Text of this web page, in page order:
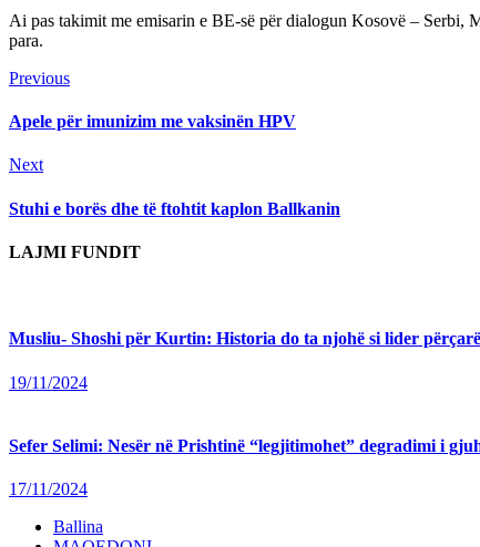
Ai pas takimit me emisarin e BE-së për dialogun Kosovë – Serbi,
para.
Continue
Reading
PreviousPrevious
Apele për imunizim me vaksinën HPV
NextNext
Stuhi e borës dhe të ftohtit kaplon Ballkanin
LAJMI FUNDIT
Musliu- Shoshi për Kurtin: Historia do ta njohë si lider
19/11/2024
Sefer Selimi: Nesër në Prishtinë “legjitimohet” degradimi i
17/11/2024
Ballina